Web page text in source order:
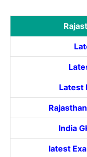
Latest
India
latest